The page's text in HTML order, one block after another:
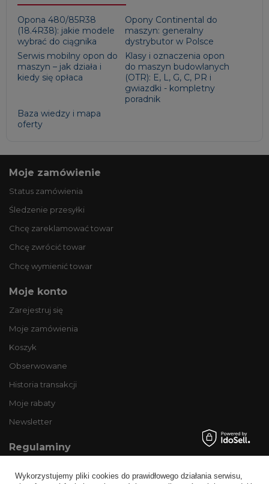
Opona 480/85R38
(18.4R38): jakie modele
wybrać do ciągnika
Opony Continental do
maszyn: generalny
dystrybutor w Polsce
Serwis mobilny opon do
maszyn – jak działa i
kiedy się opłaca
Klasy i oznaczenia opon
do maszyn budowlanych
(OTR): E, L, G, C, PR i
gwiazdki - kompletny
poradnik
Baza wiedzy i mapa
oferty
Moje zamówienie
Status zamówienia
Śledzenie przesyłki
Chcę zareklamować towar
Chcę zwrócić towar
Chcę wymienić towar
Moje konto
Zarejestruj się
Moje zamówienia
Koszyk
Obserwowane
Historia transakcji
Moje rabaty
Newsletter
Regulaminy
Wykorzystujemy pliki cookies do prawidłowego działania serwisu,